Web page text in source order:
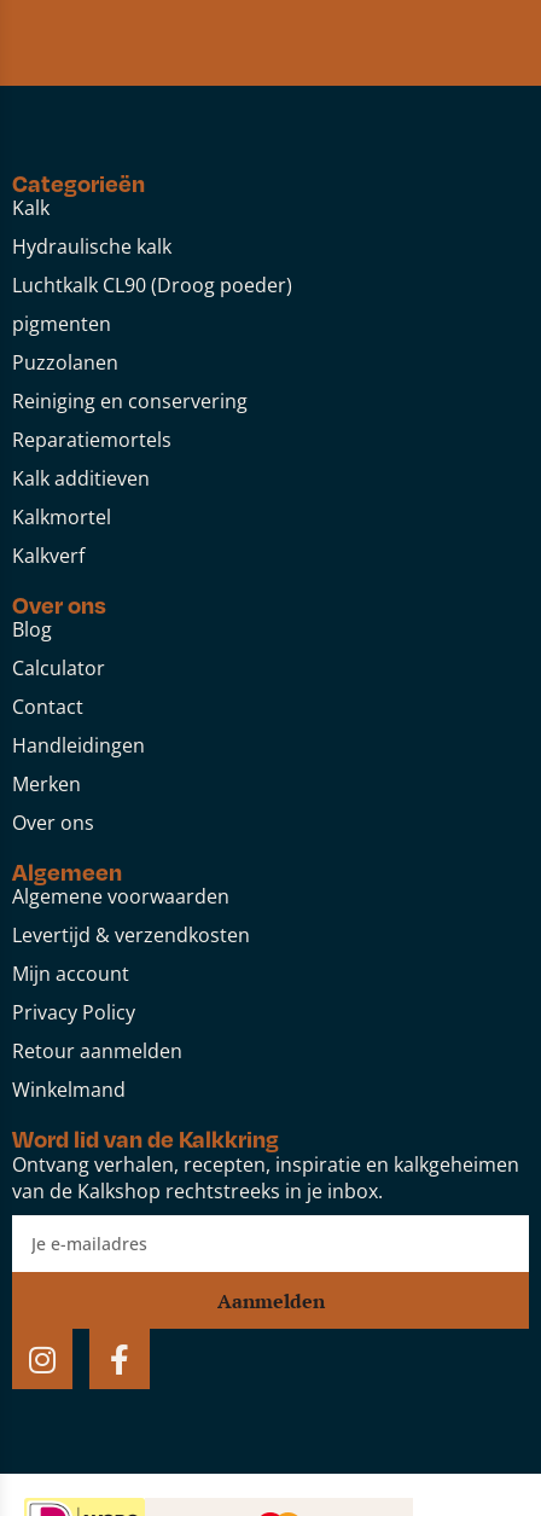
Categorieën
Kalk
Hydraulische kalk
Luchtkalk CL90 (Droog poeder)
pigmenten
Puzzolanen
Reiniging en conservering
Reparatiemortels
Kalk additieven
Kalkmortel
Kalkverf
Over ons
Blog
Calculator
Contact
Handleidingen
Merken
Over ons
Algemeen
Algemene voorwaarden
Levertijd & verzendkosten
Mijn account
Privacy Policy
Retour aanmelden
Winkelmand
Word lid van de Kalkkring
Ontvang verhalen, recepten, inspiratie en kalkgeheimen
van de Kalkshop rechtstreeks in je inbox.
Aanmelden